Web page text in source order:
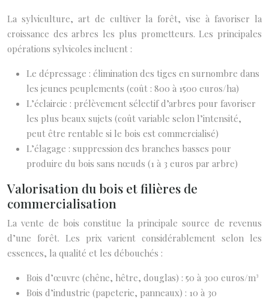
La sylviculture, art de cultiver la forêt, vise à favoriser la
croissance des arbres les plus prometteurs. Les principales
opérations sylvicoles incluent :
Le dépressage : élimination des tiges en surnombre dans
les jeunes peuplements (coût : 800 à 1500 euros/ha)
L’éclaircie : prélèvement sélectif d’arbres pour favoriser
les plus beaux sujets (coût variable selon l’intensité,
peut être rentable si le bois est commercialisé)
L’élagage : suppression des branches basses pour
produire du bois sans nœuds (1 à 3 euros par arbre)
Valorisation du bois et filières de
commercialisation
La vente de bois constitue la principale source de revenus
d’une forêt. Les prix varient considérablement selon les
essences, la qualité et les débouchés :
Bois d’œuvre (chêne, hêtre, douglas) : 50 à 300 euros/m³
Bois d’industrie (papeterie, panneaux) : 10 à 30